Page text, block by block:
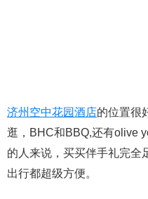
济州空中花园酒店的位置很
逛，BHC和BBQ,还有olive
的人来说，买买伴手礼完全
出行都超级方便。